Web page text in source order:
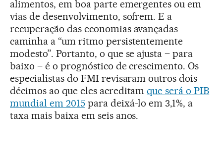
alimentos, em boa parte emergentes ou em
vias de desenvolvimento, sofrem. E a
recuperação das economias avançadas
caminha a “um ritmo persistentemente
modesto”. Portanto, o que se ajusta – para
baixo – é o prognóstico de crescimento. Os
especialistas do FMI revisaram outros dois
décimos ao que eles acreditamque será o PIB
mundial em 2015 para deixá-lo em 3,1%, a
taxa mais baixa em seis anos.